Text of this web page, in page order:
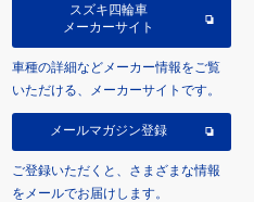
スズキ四輪車
メーカーサイト
車種の詳細などメーカー情報をご覧
いただける、メーカーサイトです。
メールマガジン登録
ご登録いただくと、さまざまな情報
をメールでお届けします。